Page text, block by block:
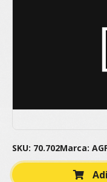
SKU: 70.702Marca: